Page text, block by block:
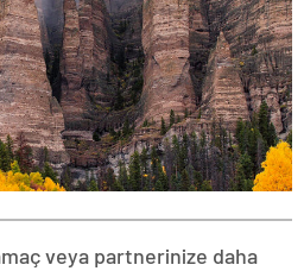
veya partnerinize daha